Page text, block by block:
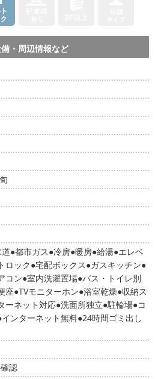
・周辺情報など
都市ガス 冷房 暖房 給湯 エレベ
ロック 宅配ボックス ガスキッチン
コン 室内洗濯置場 バス・トイレ別
座 TVモニターホン 浴室乾燥 収納ス
ーネット対応 洗面所独立 駐輪場 コ
インターネット無料 24時間ゴミ出し
認